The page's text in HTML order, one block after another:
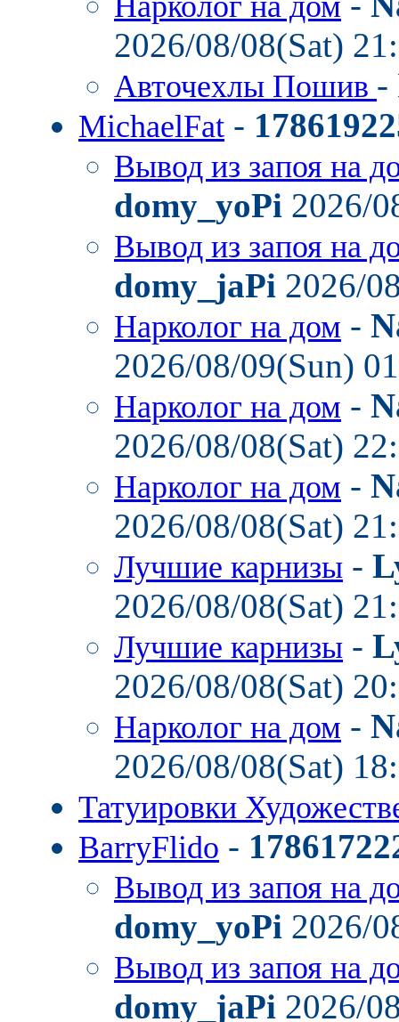
2026/08/08(Sat)
Авточехлы Пошив -
MichaelFat -
Вывод из запоя на
domy_yoPi 2026/
Вывод из запоя на
domy_jaPi 2026/
Нарколог на дом -
2026/08/09(Sun)
Нарколог на дом -
2026/08/08(Sat)
Нарколог на дом -
2026/08/08(Sat)
Лучшие карнизы -
2026/08/08(Sat)
Лучшие карнизы -
2026/08/08(Sat)
Нарколог на дом -
2026/08/08(Sat)
Татуировки
BarryFlido -
Вывод из запоя на
domy_yoPi 2026/
Вывод из запоя на
domy_jaPi 2026/